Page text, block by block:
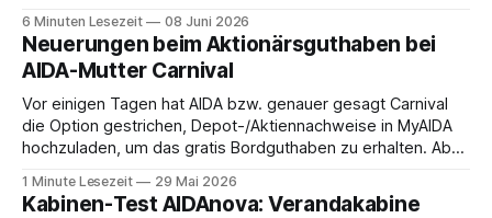
Saxonia ging es zur Mittagszeit von Mainz Richtung Koblenz
– und wir durften für ein
6 Minuten Lesezeit 08 Juni 2026
Neuerungen beim Aktionärsguthaben bei
AIDA-Mutter Carnival
Vor einigen Tagen hat AIDA bzw. genauer gesagt Carnival
die Option gestrichen, Depot-/Aktiennachweise in MyAIDA
hochzuladen, um das gratis Bordguthaben zu erhalten. Ab
werden, um das Bordguthaben zu erhalten. Bereits vor
1 Minute Lesezeit 29 Mai 2026
Kabinen-Test AIDAnova: Verandakabine